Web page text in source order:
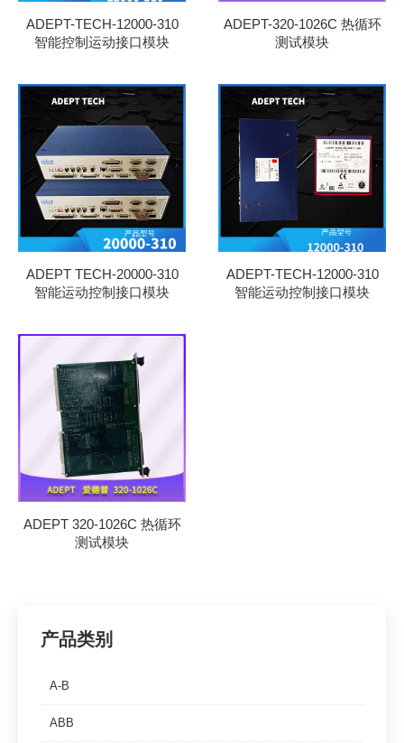
ADEPT-TECH-12000-310
智能控制运动接口模块
ADEPT-320-1026C 热循环
测试模块
ADEPT TECH-20000-310
智能运动控制接口模块
ADEPT-TECH-12000-310
智能运动控制接口模块
ADEPT 320-1026C 热循环
测试模块
产品类别
A-B
ABB